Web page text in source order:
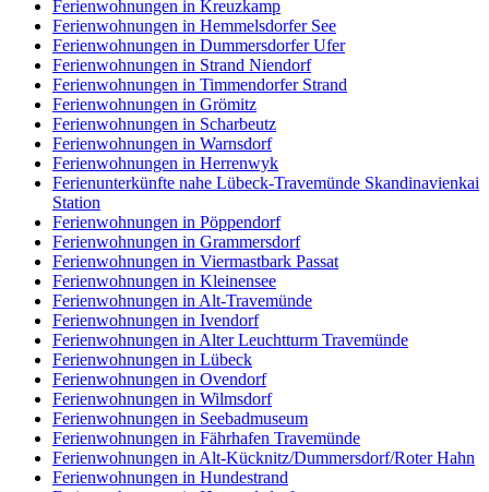
Ferienwohnungen in Kreuzkamp
Ferienwohnungen in Hemmelsdorfer See
Ferienwohnungen in Dummersdorfer Ufer
Ferienwohnungen in Strand Niendorf
Ferienwohnungen in Timmendorfer Strand
Ferienwohnungen in Grömitz
Ferienwohnungen in Scharbeutz
Ferienwohnungen in Warnsdorf
Ferienwohnungen in Herrenwyk
Ferienunterkünfte nahe Lübeck-Travemünde Skandinavienkai
Station
Ferienwohnungen in Pöppendorf
Ferienwohnungen in Grammersdorf
Ferienwohnungen in Viermastbark Passat
Ferienwohnungen in Kleinensee
Ferienwohnungen in Alt-Travemünde
Ferienwohnungen in Ivendorf
Ferienwohnungen in Alter Leuchtturm Travemünde
Ferienwohnungen in Lübeck
Ferienwohnungen in Ovendorf
Ferienwohnungen in Wilmsdorf
Ferienwohnungen in Seebadmuseum
Ferienwohnungen in Fährhafen Travemünde
Ferienwohnungen in Alt-Kücknitz/Dummersdorf/Roter Hahn
Ferienwohnungen in Hundestrand